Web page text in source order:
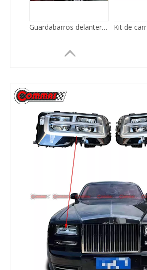
Guardabarros delantero de coche de fibra de vidrio estilo OEM para Rolls Royce Ghost